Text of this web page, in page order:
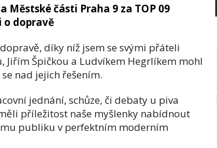
Městské části Praha 9 za TOP 09
o dopravě
díky níž jsem se svými přáteli
Jiřím Špičkou a Ludvíkem Hegrlíkem mohl
nad jejich řešením.
jednání, schůze, či debaty u piva
příležitost naše myšlenky nabídnout
publiku v perfektním moderním